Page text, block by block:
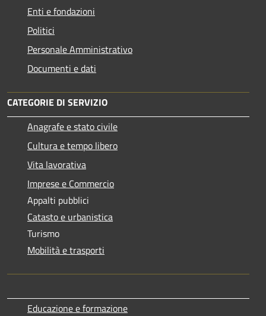
Enti e fondazioni
Politici
Personale Amministrativo
Documenti e dati
CATEGORIE DI SERVIZIO
Anagrafe e stato civile
Cultura e tempo libero
Vita lavorativa
Imprese e Commercio
Appalti pubblici
Catasto e urbanistica
Turismo
Mobilità e trasporti
Educazione e formazione